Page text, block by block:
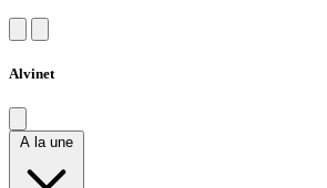
Alvinet
A la une